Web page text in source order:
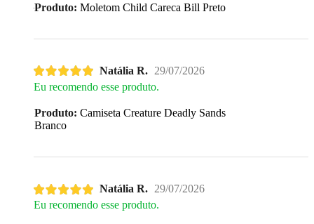
Produto: Moletom Child Careca Bill Preto
Natália R. 29/07/2026
Eu recomendo esse produto.
Produto: Camiseta Creature Deadly Sands
Branco
Natália R. 29/07/2026
Eu recomendo esse produto.